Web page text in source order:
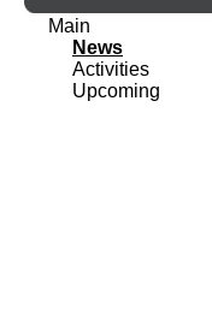
Main
News
Activities
Upcoming